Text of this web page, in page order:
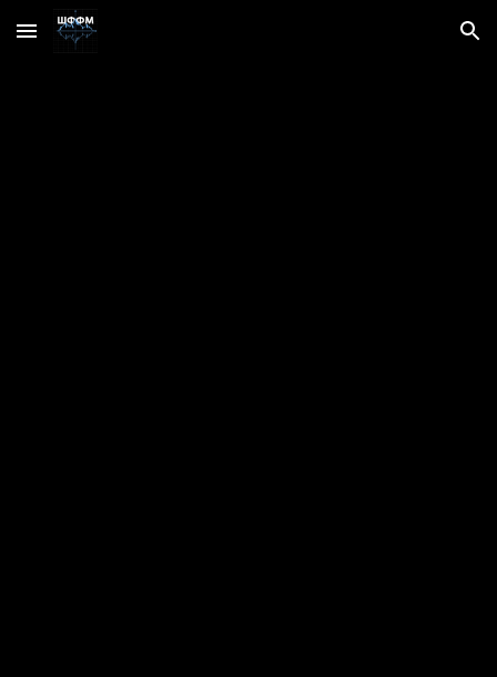
Skip to main content Skip to navigation